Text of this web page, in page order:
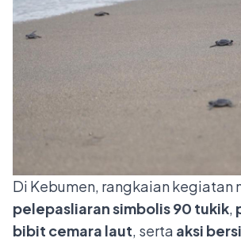
Di Kebumen, rangkaian kegiatan
pelepasliaran simbolis 90 tukik,
bibit cemara laut, serta aksi